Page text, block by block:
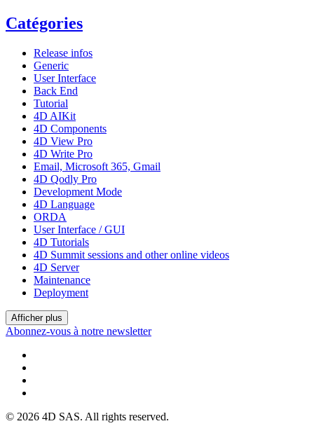
Catégories
Release infos
Generic
User Interface
Back End
Tutorial
4D AIKit
4D Components
4D View Pro
4D Write Pro
Email, Microsoft 365, Gmail
4D Qodly Pro
Development Mode
4D Language
ORDA
User Interface / GUI
4D Tutorials
4D Summit sessions and other online videos
4D Server
Maintenance
Deployment
Afficher plus
Abonnez-vous à notre newsletter
© 2026 4D SAS. All rights reserved.